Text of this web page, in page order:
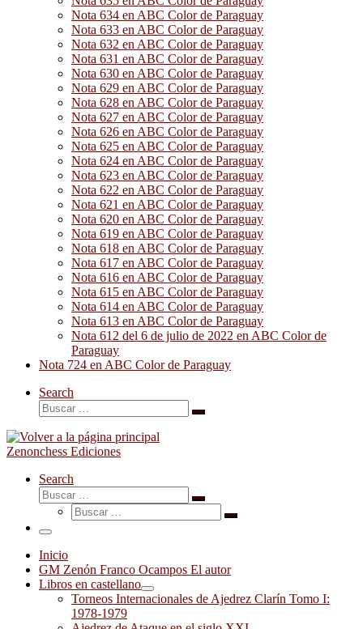
Nota 634 en ABC Color de Paraguay
Nota 633 en ABC Color de Paraguay
Nota 632 en ABC Color de Paraguay
Nota 631 en ABC Color de Paraguay
Nota 630 en ABC Color de Paraguay
Nota 629 en ABC Color de Paraguay
Nota 628 en ABC Color de Paraguay
Nota 627 en ABC Color de Paraguay
Nota 626 en ABC Color de Paraguay
Nota 625 en ABC Color de Paraguay
Nota 624 en ABC Color de Paraguay
Nota 623 en ABC Color de Paraguay
Nota 622 en ABC Color de Paraguay
Nota 621 en ABC Color de Paraguay
Nota 620 en ABC Color de Paraguay
Nota 619 en ABC Color de Paraguay
Nota 618 en ABC Color de Paraguay
Nota 617 en ABC Color de Paraguay
Nota 616 en ABC Color de Paraguay
Nota 615 en ABC Color de Paraguay
Nota 614 en ABC Color de Paraguay
Nota 613 en ABC Color de Paraguay
Nota 612 del 6 de julio de 2022 en ABC Color de
Paraguay
Nota 724 en ABC Color de Paraguay
Search
Buscar
Buscar
Zenonchess Ediciones
Search
Buscar
Buscar
Buscar
Buscar
Menú
Inicio
GM Zenón Franco Ocampos El autor
Libros en castellano
Torneos Internacionales de Ajedrez Clarín Tomo I:
1978-1979